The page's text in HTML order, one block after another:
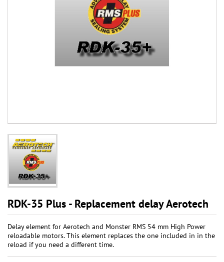
RDK-35 Plus - Replacement delay Aerotech
Delay element for Aerotech and Monster RMS 54 mm High Power
reloadable motors. This element replaces the one included in in the
reload if you need a different time.